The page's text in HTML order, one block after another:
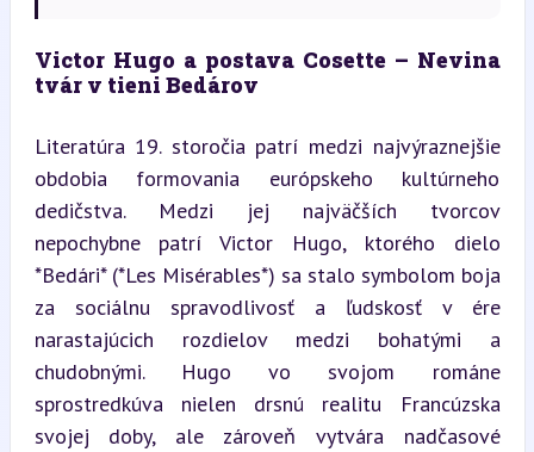
Victor Hugo a postava Cosette – Nevina
tvár v tieni Bedárov
Literatúra 19. storočia patrí medzi najvýraznejšie
obdobia formovania európskeho kultúrneho
dedičstva. Medzi jej najväčších tvorcov
nepochybne patrí Victor Hugo, ktorého dielo
*Bedári* (*Les Misérables*) sa stalo symbolom boja
za sociálnu spravodlivosť a ľudskosť v ére
narastajúcich rozdielov medzi bohatými a
chudobnými. Hugo vo svojom románe
sprostredkúva nielen drsnú realitu Francúzska
svojej doby, ale zároveň vytvára nadčasové